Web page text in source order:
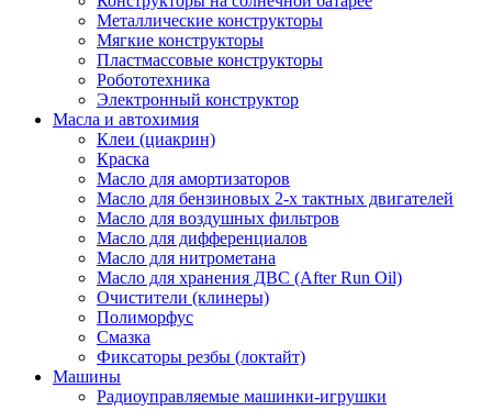
Металлические конструкторы
Мягкие конструкторы
Пластмассовые конструкторы
Робототехника
Электронный конструктор
Масла и автохимия
Клеи (циакрин)
Краска
Масло для амортизаторов
Масло для бензиновых 2-х тактных двигателей
Масло для воздушных фильтров
Масло для дифференциалов
Масло для нитрометана
Масло для хранения ДВС (After Run Oil)
Очистители (клинеры)
Полиморфус
Смазка
Фиксаторы резбы (локтайт)
Машины
Радиоуправляемые машинки-игрушки